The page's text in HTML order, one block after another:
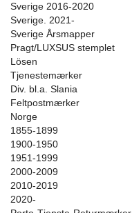
Sverige 2016-2020
Sverige. 2021-
Sverige Årsmapper
Pragt/LUXSUS stemplet
Lösen
Tjenestemærker
Div. bl.a. Slania
Feltpostmærker
Norge
1855-1899
1900-1950
1951-1999
2000-2009
2010-2019
2020-